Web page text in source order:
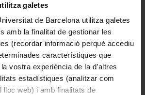
galetes
de Barcelona utilitza galetes
amb la finalitat de gestionar les
(recordar informació perquè accediu
característiques que
vostra experiència de la d’altres
estadístiques (analitzar com
lloc web) i amb finalitats de